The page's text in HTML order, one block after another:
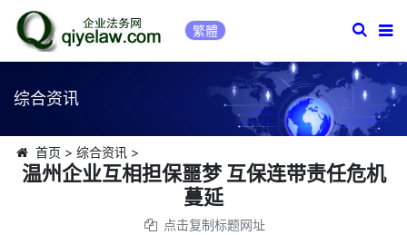
繁體
综合资讯
首页 > 综合资讯>
温州企业互相担保噩梦 互保连带责任危机
蔓延
点击复制标题网址